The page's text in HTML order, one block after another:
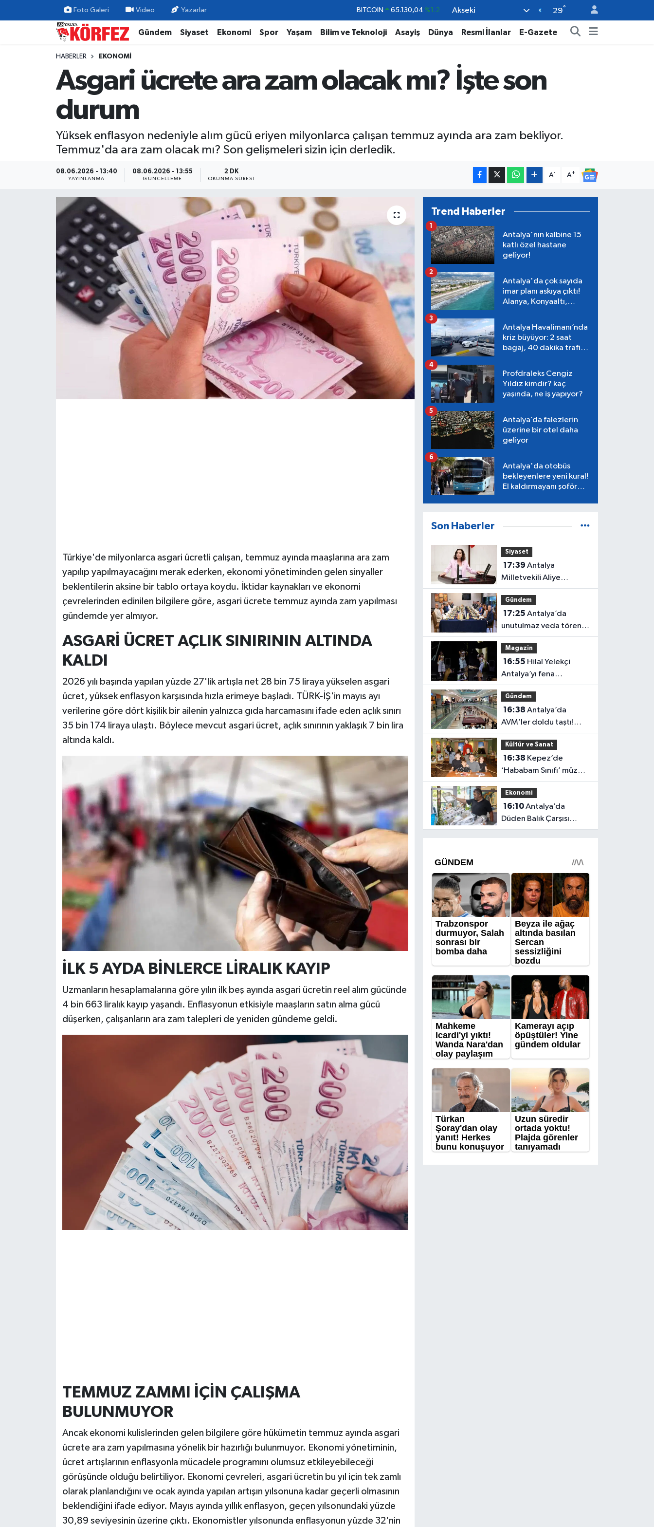
Foto Galeri Video Yazarlar DOLAR 47,7436 %0.18
EURO 55,2510 %0.32
BİST100 13.773 %-19
Akseki 29°
Gündem Siyaset Ekonomi Spor Yaşam Bilim ve Teknoloji Asayiş Dünya Resmi İlanlar E-Gazete
HABERLER EKONOMI
Asgari ücrete ara zam olacak mı? İşte son
durum
Yüksek enflasyon nedeniyle alım gücü eriyen milyonlarca çalışan temmuz ayında ara zam bekliyor.
Temmuz'da ara zam olacak mı? Son gelişmeleri sizin için derledik.
08.06.2026 - 13:40
YAYINLANMA
08.06.2026 - 13:55
GÜNCELLEME
2 DK
OKUNMA SÜRESI
A- A+
Türkiye'de milyonlarca asgari ücretli çalışan, temmuz ayında maaşlarına ara zam
yapılıp yapılmayacağını merak ederken, ekonomi yönetiminden gelen sinyaller
beklentilerin aksine bir tablo ortaya koydu. İktidar kaynakları ve ekonomi
çevrelerinden edinilen bilgilere göre, asgari ücrete temmuz ayında zam yapılması
gündemde yer almıyor.
ASGARİ ÜCRET AÇLIK SINIRININ ALTINDA
KALDI
2026 yılı başında yapılan yüzde 27'lik artışla net 28 bin 75 liraya yükselen asgari
ücret, yüksek enflasyon karşısında hızla erimeye başladı. TÜRK-İŞ'in mayıs ayı
verilerine göre dört kişilik bir ailenin yalnızca gıda harcamasını ifade eden açlık sınırı
35 bin 174 liraya ulaştı. Böylece mevcut asgari ücret, açlık sınırının yaklaşık 7 bin lira
altında kaldı.
İLK 5 AYDA BİNLERCE LİRALIK KAYIP
Uzmanların hesaplamalarına göre yılın ilk beş ayında asgari ücretin reel alım gücünde
4 bin 663 liralık kayıp yaşandı. Enflasyonun etkisiyle maaşların satın alma gücü
düşerken, çalışanların ara zam talepleri de yeniden gündeme geldi.
TEMMUZ ZAMMI İÇİN ÇALIŞMA
BULUNMUYOR
Ancak ekonomi kulislerinden gelen bilgilere göre hükümetin temmuz ayında asgari
ücrete ara zam yapılmasına yönelik bir hazırlığı bulunmuyor. Ekonomi yönetiminin,
ücret artışlarının enflasyonla mücadele programını olumsuz etkileyebileceği
görüşünde olduğu belirtiliyor. Ekonomi çevreleri, asgari ücretin bu yıl için tek zamlı
olarak planlandığını ve ocak ayında yapılan artışın yılsonuna kadar geçerli olmasının
beklendiğini ifade ediyor. Mayıs ayında yıllık enflasyon, geçen yılsonundaki yüzde
30,89 seviyesinin üzerine çıktı. Ekonomistler yılsonunda enflasyonun yüzde 32'nin
Trend Haberler
Antalya'nın kalbine 15
katlı özel hastane
geliyor!
1
Antalya'da çok sayıda
imar planı askıya çıktı!
Alanya, Konyaaltı,
2
Antalya Havalimanı’nda
kriz büyüyor: 2 saat
bagaj, 40 dakika trafik,
3
Profdraleks Cengiz
Yıldız kimdir? kaç
yaşında, ne iş yapıyor?
4
Antalya’da falezlerin
üzerine bir otel daha
geliyor
5
Antalya'da otobüs
bekleyenlere yeni kural!
El kaldırmayanı şoför
6
Son Haberler
Siyaset
17:39
Milletvekili Aliye
Coşar'dan Çocuk Yasası
tepkisi
Gündem
17:25
unutulmaz veda töreni!
Protokol buluştu
Magazin
16:55
Antalya’yı fena
“Hileledi”! O anlar
gündem oldu
Gündem
16:38
AVM’ler doldu taştı!
vatandaşların geliş
nedeni farklı çıktı
Kültür ve Sanat
16:38
‘Hababam Sınıfı’ müzesi
boş kalmıyor: Ayda 7 bin
ziyaretçi
Ekonomi
16:10Antalya’da
Düden Balık Çarşısı
balıkseverlerin uğrak
Gündem
Yerel Yönetim
Ekonomi
Magazin
Nöbetçi Eczaneler
Trafik Durumu
Süper Lig Puan Durumu ve Fikstür
Tüm Manşetler